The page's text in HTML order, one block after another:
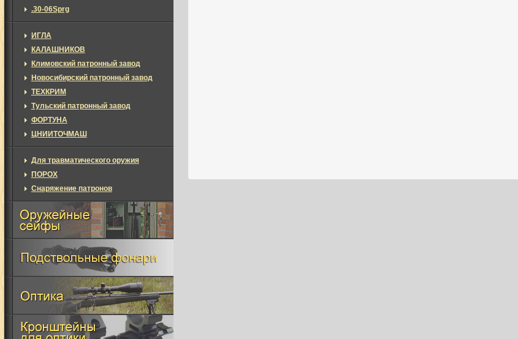
.30-06Sprg
ИГЛА
КАЛАШНИКОВ
Климовский патронный завод
Новосибирский патронный завод
ТЕХКРИМ
Тульский патронный завод
ФОРТУНА
ЦНИИТОЧМАШ
Для травматического оружия
ПОРОХ
Снаряжение патронов